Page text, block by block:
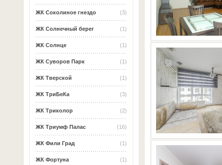
(3)
ЖК Соколиное гнездо
(1)
ЖК Солнечный берег
(1)
ЖК Солнце
(1)
ЖК Суворов Парк
(1)
ЖК Тверской
(3)
ЖК ТриБеКа
(2)
ЖК Триколор
(16)
ЖК Триумф Палас
(1)
ЖК Фили Град
(1)
ЖК Фортуна